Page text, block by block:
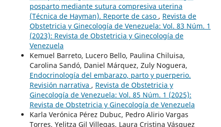
posparto mediante sutura compresiva uterina
(Técnica de Hayman). Reporte de caso , Revista de
Obstetricia y Ginecología de Venezuela: Vol. 83 Núm. 1
(2023): Revista de Obstetricia y Ginecología de
Venezuela
Kemuel Barreto, Lucero Bello, Paulina Chiluisa,
Carolina Sandó, Daniel Márquez, Zuly Noguera,
Endocrinología del embarazo, parto y puerperio.
Revisión narrativa , Revista de Obstetricia y
Ginecología de Venezuela: Vol. 85 Núm. 1 (2025):
Revista de Obstetricia y Ginecología de Venezuela
Karla Verónica Pérez Dubuc, Pedro Alirio Vargas
Torres, Yelitza Gil Villegas, Laura Cristina Vásquez